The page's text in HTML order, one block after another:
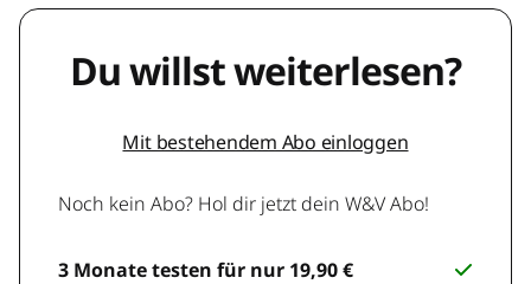
Du willst weiterlesen?
Mit bestehendem Abo einloggen
Noch kein Abo? Hol dir jetzt dein W&V Abo!
3 Monate testen für nur 19,90 €